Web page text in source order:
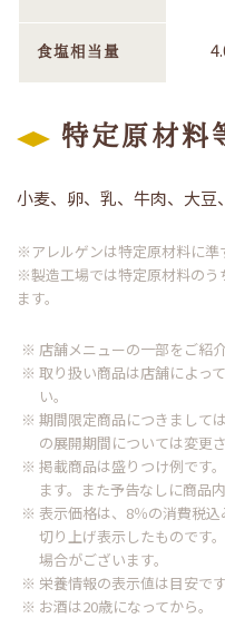
食塩相当量
特定原材料
小麦、卵、乳、牛肉、大豆
※アレルゲンは特定原材料に準
※製造工場では特定原材料のう
ます。
※ 店舗メニューの一部をご紹介
※ 取り扱い商品は店舗によっ
い。
※ 期間限定商品につきまして
の展開期間については変更
※ 掲載商品は盛りつけ例です
ます。また予告なしに商品
※ 表示価格は、8％の消費税
切り上げ表示したものです
場合がございます。
※ 栄養情報の表示値は目安です
※ お酒は20歳になってから。